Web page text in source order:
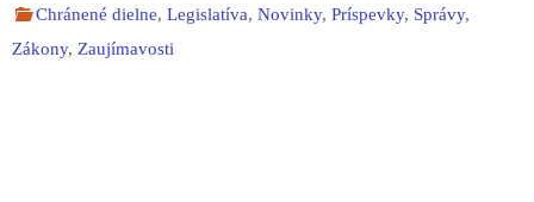
Chránené dielne,Legislatíva,Novinky,Príspevky, Správy,
Zákony, Zaujímavosti